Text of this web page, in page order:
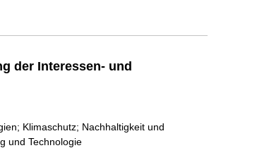
der Interessen- und
Klimaschutz; Nachhaltigkeit und
und Technologie